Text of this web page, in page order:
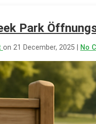
Park
on 21 December, 2025 | No